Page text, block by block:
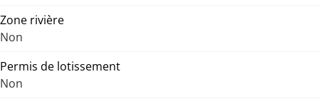
Zone rivière
Non
Permis de lotissement
Non